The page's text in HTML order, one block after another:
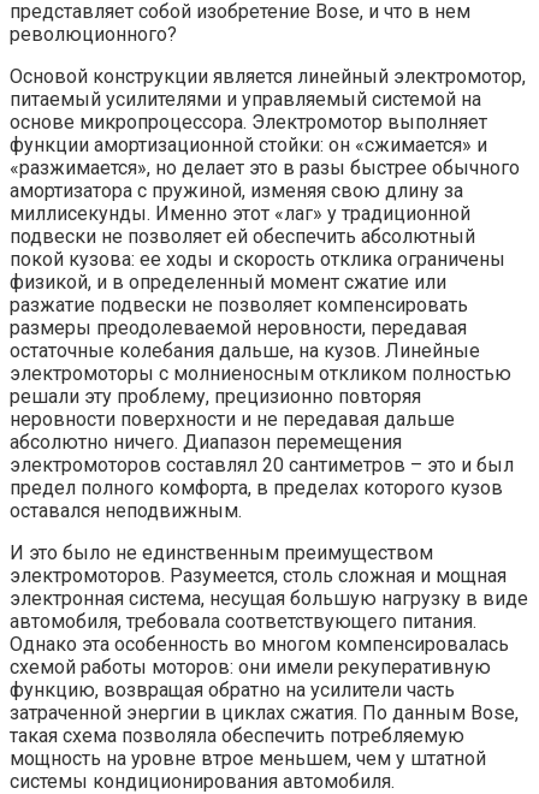
представляет собой изобретение Bose, и что в нем
революционного?
Основой конструкции является линейный электромотор,
питаемый усилителями и управляемый системой на
основе микропроцессора. Электромотор выполняет
функции амортизационной стойки: он «сжимается» и
«разжимается», но делает это в разы быстрее обычного
амортизатора с пружиной, изменяя свою длину за
миллисекунды. Именно этот «лаг» у традиционной
подвески не позволяет ей обеспечить абсолютный
покой кузова: ее ходы и скорость отклика ограничены
физикой, и в определенный момент сжатие или
разжатие подвески не позволяет компенсировать
размеры преодолеваемой неровности, передавая
остаточные колебания дальше, на кузов. Линейные
электромоторы с молниеносным откликом полностью
решали эту проблему, прецизионно повторяя
неровности поверхности и не передавая дальше
абсолютно ничего. Диапазон перемещения
электромоторов составлял 20 сантиметров – это и был
предел полного комфорта, в пределах которого кузов
оставался неподвижным.
И это было не единственным преимуществом
электромоторов. Разумеется, столь сложная и мощная
электронная система, несущая большую нагрузку в виде
автомобиля, требовала соответствующего питания.
Однако эта особенность во многом компенсировалась
схемой работы моторов: они имели рекуперативную
функцию, возвращая обратно на усилители часть
затраченной энергии в циклах сжатия. По данным Bose,
такая схема позволяла обеспечить потребляемую
мощность на уровне втрое меньшем, чем у штатной
системы кондиционирования автомобиля.